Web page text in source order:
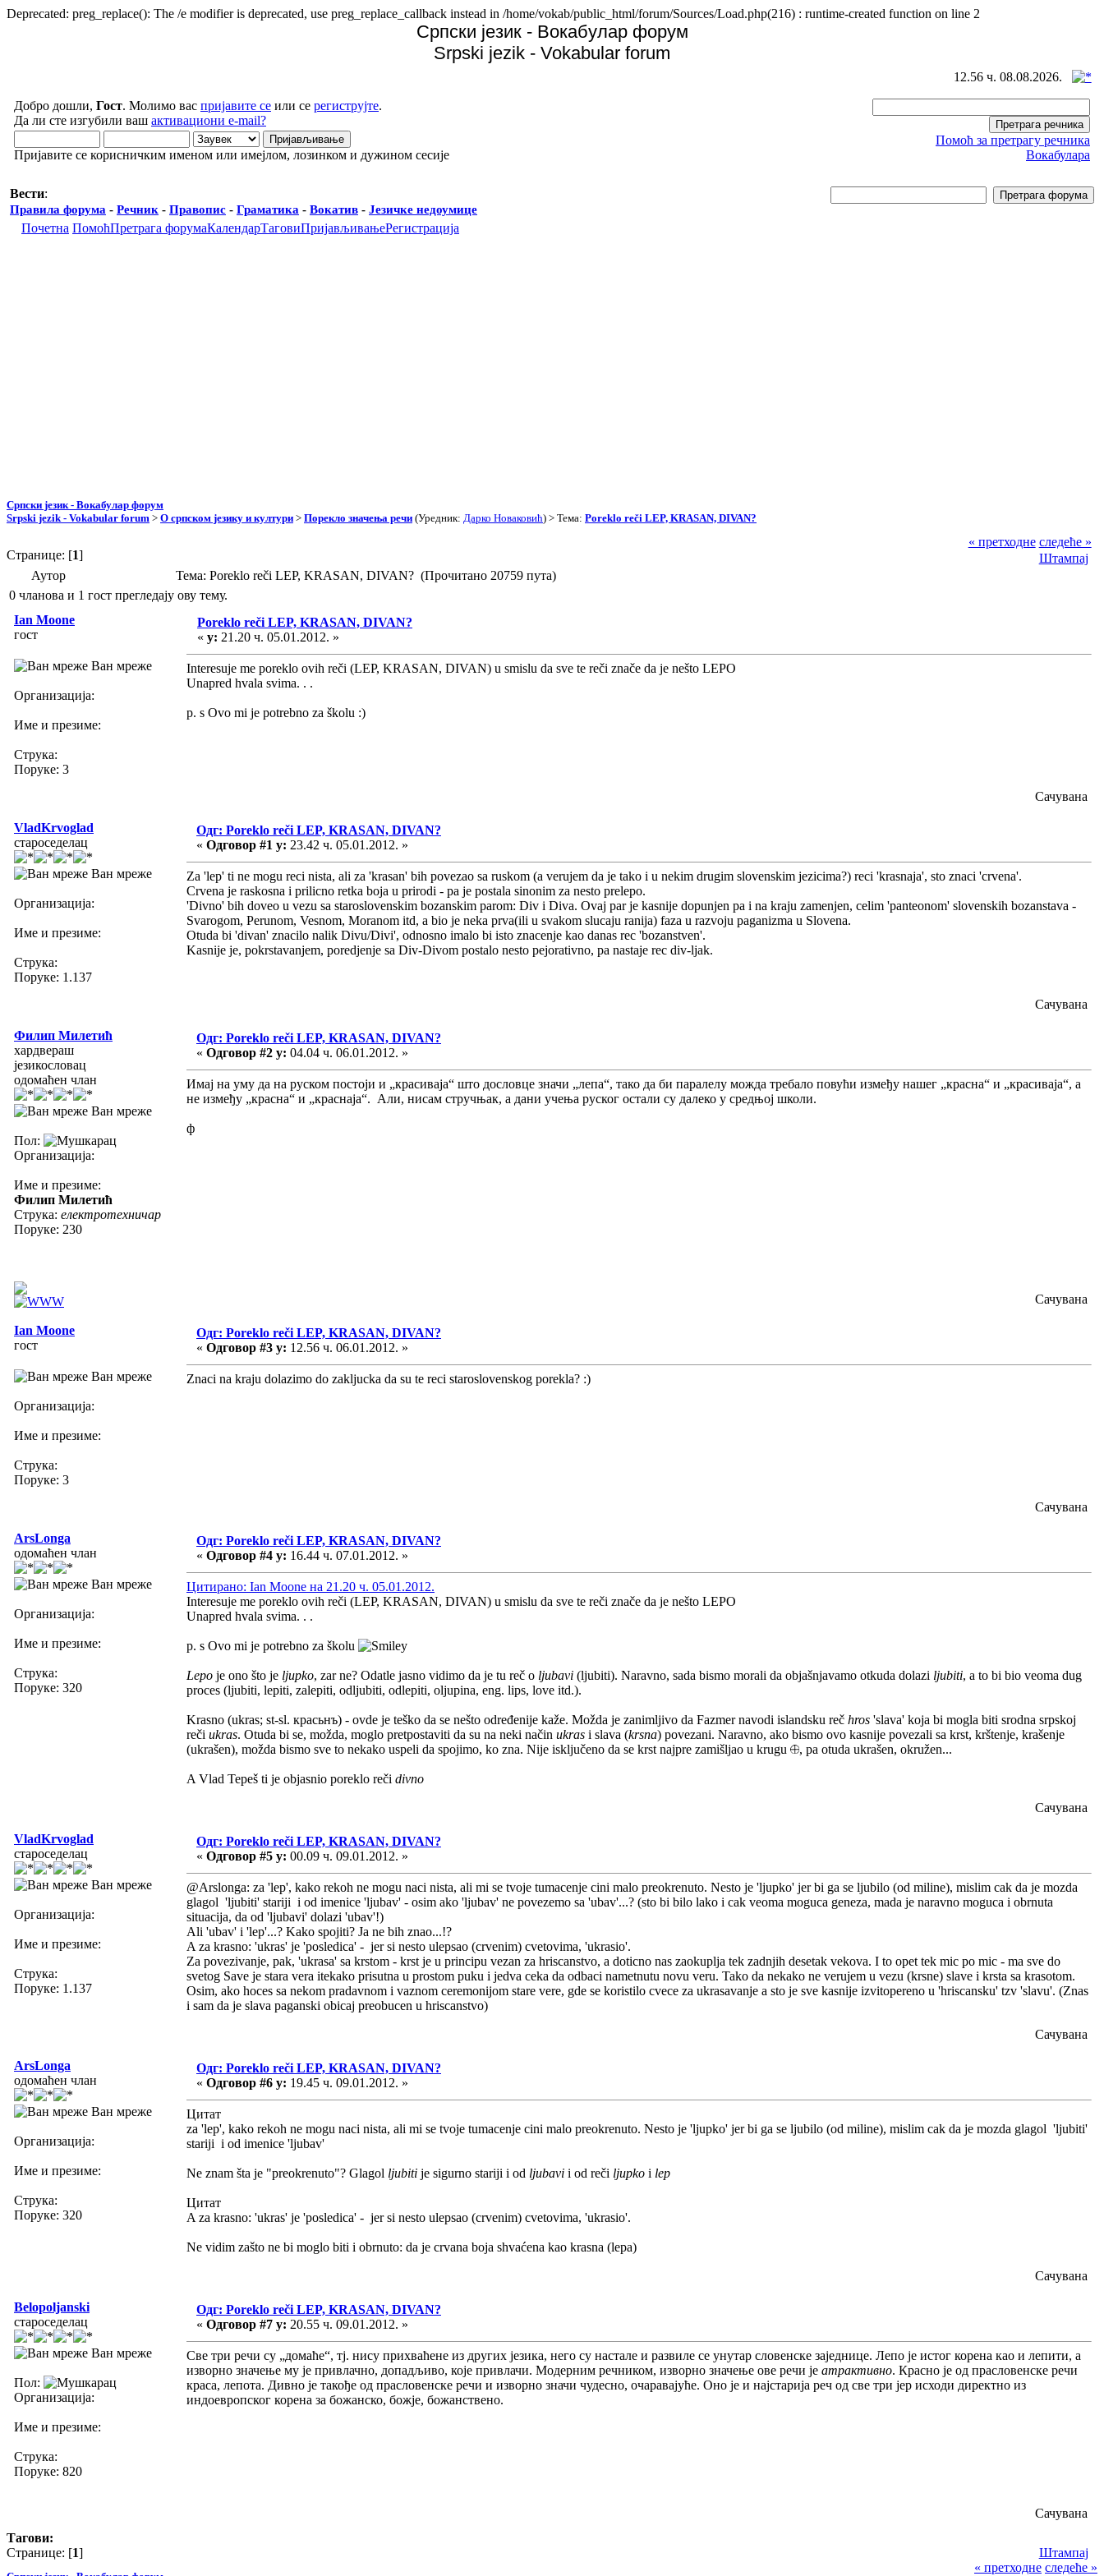
Deprecated: preg_replace(): The /e modifier is deprecated, use preg_replace_callback instead in /home/vokab/public_html/forum/Sources/Load.php(216) : runtime-created function on line 2
Српски језик - Вокабулар форум
Srpski jezik - Vokabular forum
12.56 ч. 08.08.2026.
Добро дошли, Гост. Молимо вас пријавите се или се региструјте.
Да ли сте изгубили ваш активациони e-mail?
Пријавите се корисничким именом или имејлом, лозинком и дужином сесије
Помоћ за претрагу речника
Вокабулара
Вести:
Правила форума - Речник - Правопис - Граматика - Вокатив - Језичке недоумице
Почетна ПомоћПретрага форумаКалендарТаговиПријављивањеРегистрација
Српски језик - Вокабулар форум
Srpski jezik - Vokabular forum > О српском језику и култури > Порекло значења речи (Уредник: Дарко Новаковић) > Тема: Poreklo reči LEP, KRASAN, DIVAN?
Странице: [1]
« претходне следеће »
Штампај
Аутор
Тема: Poreklo reči LEP, KRASAN, DIVAN? (Прочитано 20759 пута)
0 чланова и 1 гост прегледају ову тему.
Ian Moone
гост
Ван мреже
Организација:
Име и презиме:
Струка:
Поруке: 3
Poreklo reči LEP, KRASAN, DIVAN?
« у: 21.20 ч. 05.01.2012. »
Interesuje me poreklo ovih reči (LEP, KRASAN, DIVAN) u smislu da sve te reči znače da je nešto LEPO
Unapred hvala svima. . .
p. s Ovo mi je potrebno za školu :)
Сачувана
VladKrvoglad
староседелац
Ван мреже
Организација:
Име и презиме:
Струка:
Поруке: 1.137
Одг: Poreklo reči LEP, KRASAN, DIVAN?
« Одговор #1 у: 23.42 ч. 05.01.2012. »
Za 'lep' ti ne mogu reci nista, ali za 'krasan' bih povezao sa ruskom (a verujem da je tako i u nekim drugim slovenskim jezicima?) reci 'krasnaja', sto znaci 'crvena'.
Crvena je raskosna i prilicno retka boja u prirodi - pa je postala sinonim za nesto prelepo.
'Divno' bih doveo u vezu sa staroslovenskim bozanskim parom: Div i Diva. Ovaj par je kasnije dopunjen pa i na kraju zamenjen, celim 'panteonom' slovenskih bozanstava -
Svarogom, Perunom, Vesnom, Moranom itd, a bio je neka prva(ili u svakom slucaju ranija) faza u razvoju paganizma u Slovena.
Otuda bi 'divan' znacilo nalik Divu/Divi', odnosno imalo bi isto znacenje kao danas rec 'bozanstven'.
Kasnije je, pokrstavanjem, poredjenje sa Div-Divom postalo nesto pejorativno, pa nastaje rec div-ljak.
Сачувана
Филип Милетић
хардвераш
језикословац
одомаћен члан
Ван мреже
Пол:
Организација:
Име и презиме:
Филип Милетић
Струка: електротехничар
Поруке: 230
Одг: Poreklo reči LEP, KRASAN, DIVAN?
« Одговор #2 у: 04.04 ч. 06.01.2012. »
Имај на уму да на руском постоји и „красиваја“ што дословце значи „лепа“, тако да би паралелу можда требало повући између нашег „красна“ и „красиваја“, а
не између „красна“ и „краснаја“. Али, нисам стручњак, а дани учења руског остали су далеко у средњој школи.
ф
Сачувана
Ian Moone
гост
Ван мреже
Организација:
Име и презиме:
Струка:
Поруке: 3
Одг: Poreklo reči LEP, KRASAN, DIVAN?
« Одговор #3 у: 12.56 ч. 06.01.2012. »
Znaci na kraju dolazimo do zakljucka da su te reci staroslovenskog porekla? :)
Сачувана
ArsLonga
одомаћен члан
Ван мреже
Организација:
Име и презиме:
Струка:
Поруке: 320
Одг: Poreklo reči LEP, KRASAN, DIVAN?
« Одговор #4 у: 16.44 ч. 07.01.2012. »
Цитирано: Ian Moone на 21.20 ч. 05.01.2012.
Interesuje me poreklo ovih reči (LEP, KRASAN, DIVAN) u smislu da sve te reči znače da je nešto LEPO
Unapred hvala svima. . .
p. s Ovo mi je potrebno za školu
Lepo je ono što je ljupko, zar ne? Odatle jasno vidimo da je tu reč o ljubavi (ljubiti). Naravno, sada bismo morali da objašnjavamo otkuda dolazi ljubiti, a to bi bio veoma dug
proces (ljubiti, lepiti, zalepiti, odljubiti, odlepiti, oljupina, eng. lips, love itd.).
Krasno (ukras; st-sl. красьнъ) - ovde je teško da se nešto određenije kaže. Možda je zanimljivo da Fazmer navodi islandsku reč hros 'slava' koja bi mogla biti srodna srpskoj
reči ukras. Otuda bi se, možda, moglo pretpostaviti da su na neki način ukras i slava (krsna) povezani. Naravno, ako bismo ovo kasnije povezali sa krst, krštenje, krašenje
(ukrašen), možda bismo sve to nekako uspeli da spojimo, ko zna. Nije isključeno da se krst najpre zamišljao u krugu
, pa otuda ukrašen, okružen...
A Vlad Tepeš ti je objasnio poreklo reči divno
Сачувана
VladKrvoglad
староседелац
Ван мреже
Организација:
Име и презиме:
Струка:
Поруке: 1.137
Одг: Poreklo reči LEP, KRASAN, DIVAN?
« Одговор #5 у: 00.09 ч. 09.01.2012. »
@Arslonga: za 'lep', kako rekoh ne mogu naci nista, ali mi se tvoje tumacenje cini malo preokrenuto. Nesto je 'ljupko' jer bi ga se ljubilo (od miline), mislim cak da je mozda
glagol 'ljubiti' stariji i od imenice 'ljubav' - osim ako 'ljubav' ne povezemo sa 'ubav'...? (sto bi bilo lako i cak veoma moguca geneza, mada je naravno moguca i obrnuta
situacija, da od 'ljubavi' dolazi 'ubav'!)
Ali 'ubav' i 'lep'...? Kako spojiti? Ja ne bih znao...!?
A za krasno: 'ukras' je 'posledica' - jer si nesto ulepsao (crvenim) cvetovima, 'ukrasio'.
Za povezivanje, pak, 'ukrasa' sa krstom - krst je u principu vezan za hriscanstvo, a doticno nas zaokuplja tek zadnjih desetak vekova. I to opet tek mic po mic - ma sve do
svetog Save je stara vera itekako prisutna u prostom puku i jedva ceka da odbaci nametnutu novu veru. Tako da nekako ne verujem u vezu (krsne) slave i krsta sa krasotom.
Osim, ako hoces sa nekom pradavnom i vaznom ceremonijom stare vere, gde se koristilo cvece za ukrasavanje a sto je sve kasnije izvitopereno u 'hriscansku' tzv 'slavu'. (Znas
i sam da je slava paganski obicaj preobucen u hriscanstvo)
Сачувана
ArsLonga
одомаћен члан
Ван мреже
Организација:
Име и презиме:
Струка:
Поруке: 320
Одг: Poreklo reči LEP, KRASAN, DIVAN?
« Одговор #6 у: 19.45 ч. 09.01.2012. »
Цитат
za 'lep', kako rekoh ne mogu naci nista, ali mi se tvoje tumacenje cini malo preokrenuto. Nesto je 'ljupko' jer bi ga se ljubilo (od miline), mislim cak da je mozda glagol 'ljubiti'
stariji i od imenice 'ljubav'
Ne znam šta je "preokrenuto"? Glagol ljubiti je sigurno stariji i od ljubavi i od reči ljupko i lep
Цитат
A za krasno: 'ukras' je 'posledica' - jer si nesto ulepsao (crvenim) cvetovima, 'ukrasio'.
Ne vidim zašto ne bi moglo biti i obrnuto: da je crvana boja shvaćena kao krasna (lepa)
Сачувана
Belopoljanski
староседелац
Ван мреже
Пол:
Организација:
Име и презиме:
Струка:
Поруке: 820
Одг: Poreklo reči LEP, KRASAN, DIVAN?
« Одговор #7 у: 20.55 ч. 09.01.2012. »
Све три речи су „домаће“, тј. нису прихваћене из других језика, него су настале и развиле се унутар словенске заједнице. Лепо је истог корена као и лепити, а
изворно значење му је привлачно, допадљиво, које привлачи. Модерним речником, изворно значење ове речи је атрактивно. Красно је од прасловенске речи
краса, лепота. Дивно је такође од прасловенске речи и изворно значи чудесно, очаравајуће. Оно је и најстарија реч од све три јер исходи директно из
индоевропског корена за божанско, божје, божанствено.
Сачувана
Тагови:
Странице: [1] Штампај
« претходне следеће »